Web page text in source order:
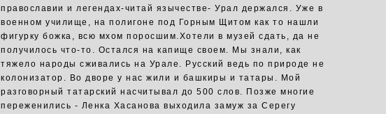
православии и легендах-читай язычестве- Урал держался. Уже в
военном училище, на полигоне под Горным Щитом как то нашли
фигурку божка, всю мхом поросшим.Хотели в музей сдать, да не
получилось что-то. Остался на капище своем. Мы знали, как
тяжело народы сживались на Урале. Русский ведь по природе не
колонизатор. Во дворе у нас жили и башкиры и татары. Мой
разговорный татарский насчитывал до 500 слов. Позже многие
переженились - Ленка Хасанова выходила замуж за Серегу